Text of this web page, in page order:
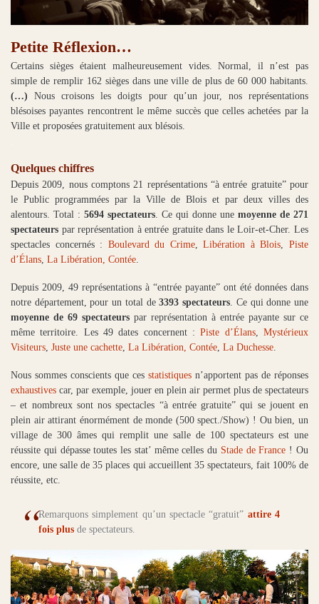
Petite Réflexion…
Certains sièges étaient malheureusement vides. Normal, il n’est pas
simple de remplir 162 sièges dans une ville de plus de 60 000 habitants.
(…) Nous croisons les doigts pour qu’un jour, nos représentations
blésoises payantes rencontrent le même succès que celles achetées par la
Ville et proposées gratuitement aux blésois.
Quelques chiffres
Depuis 2009, nous comptons 21 représentations “à entrée gratuite” pour
le Public programmées par la Ville de Blois et par deux villes des
alentours. Total : 5694 spectateurs . Ce qui donne une moyenne de 271
spectateurs par représentation à entrée gratuite dans le Loir-et-Cher. Les
spectacles concernés : Boulevard du Crime,Libération à Blois ,Piste
d’Élans La Libération, Contée
Depuis 2009, 49 représentations à “entrée payante” ont été données dans
notre département, pour un total de3393 spectateurs . Ce qui donne une
moyenne de 69 spectateurs par représentation à entrée payante sur ce
même territoire. Les 49 dates concernent :Piste d’Élans,Mystérieux
Visiteurs Juste une cachette La Libération, Contée La Duchesse
Nous sommes conscients que ces statistiques n’apportent pas de réponses
exhaustives car, par exemple, jouer en plein air permet plus de spectateurs
– et nombreux sont nos spectacles “à entrée gratuite” qui se jouent en
plein air attirant énormément de monde (500 spect./Show) ! Ou bien, un
village de 300 âmes qui remplit une salle de 100 spectateurs est une
réussite qui dépasse toutes les stat’ même celles du Stade de France ! Ou
encore, une salle de 35 places qui accueillent 35 spectateurs, fait 100% de
réussite, etc.
Remarquons simplement qu’un spectacle “gratuit” attire 4
fois plus de spectateurs.